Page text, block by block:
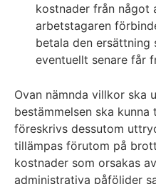
kostnader från något
arbetstagaren
betala den ersättning
eventuellt senare får
Ovan nämnda villkor ska
bestämmelsen ska kunna
föreskrivs dessutom
tillämpas förutom på
kostnader som orsakas
administrativa påföljder